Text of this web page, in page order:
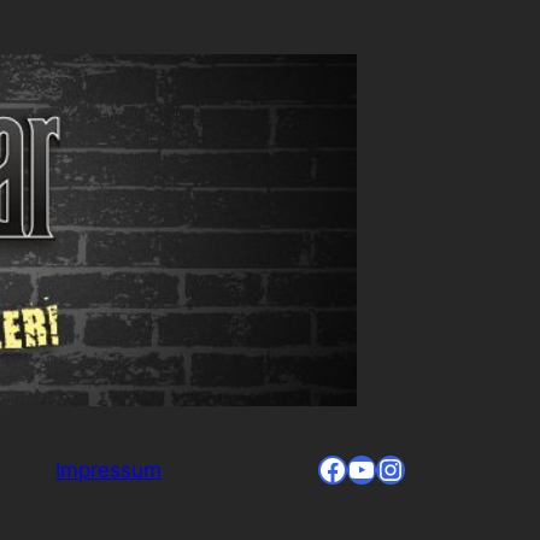
Impressum Facebook
YouTube
Instagram